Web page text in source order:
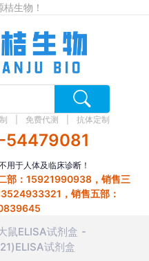
生物！
免费代测 抗体定制
54479081
用于人体及临床诊断！
部：15921990938，销售三
，销售五部：
鼠ELISA试剂盒
试剂盒